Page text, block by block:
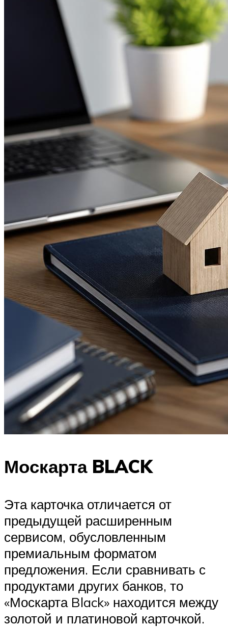
Москарта BLACK
Эта карточка отличается от
предыдущей расширенным
сервисом, обусловленным
премиальным форматом
предложения. Если сравнивать с
продуктами других банков, то
«Москарта Black» находится между
золотой и платиновой карточкой.